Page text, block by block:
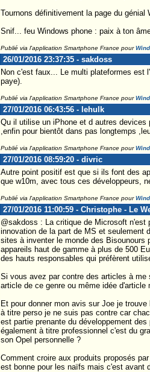
Tournons définitivement la page du
Snif... feu Windows phone : paix à ton
Publié via l'application Smartphone France pour
26/01/2016 23:37:35 - sakdoss
Non c'est faux... Le multi plateformes est
paye).
Publié via l'application Smartphone France pour
27/01/2016 06:43:56 - lehulk
Qu il utilise un iPhone et d autres
,enfin pour bientôt dans pas longtemps
Publié via l'application Smartphone France pour
27/01/2016 08:59:20 - divric
Autre point positif est que si ils font des
que w10m, avec tous ces développeurs,
Publié via l'application Smartphone France pour
27/01/2016 11:00:59 - Christophe - Le
@sakdoss : La critique de Microsoft
innovation de la part de MS et seulement
sites à inventer le monde des Bisounours
appareils haut de gamme à plus de 500
des hauts responsables qui préfèrent
Si vous avez par contre des articles à
article de ce genre ou même idée d'article
Et pour donner mon avis sur Joe je
à titre perso je ne suis pas contre car
est partie prenante du développement
également à titre professionnel c'est du
son Opel personnelle ?
Comment croire aux produits proposés
est bonne pour les naïfs mais c'est avant